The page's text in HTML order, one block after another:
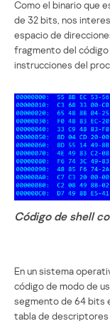
Como el binario que
de 32 bits, nos
espacio de
fragmento del código
instrucciones del
Código de shell
En un sistema
código de modo de
segmento de 64 bits
tabla de descriptores